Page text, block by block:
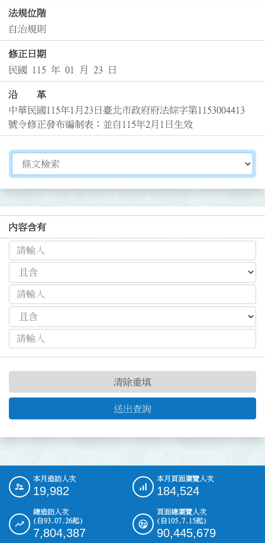
法規位階
自治規則
修正日期
民國 115 年 01 月 23 日
沿 革
中華民國115年1月23日臺北市政府府法綜字第1153004413
號令修正發布編制表；並自115年2月1日生效
切換選擇法規資訊內容
內容含有
送出查詢
清除重填
::: 本月造訪人次
19,982
本月頁面瀏覽人次
184,524
總造訪人次
(自93.07.26起)
7,804,387
頁面總瀏覽人次
(自105.7.15起)
90,445,679